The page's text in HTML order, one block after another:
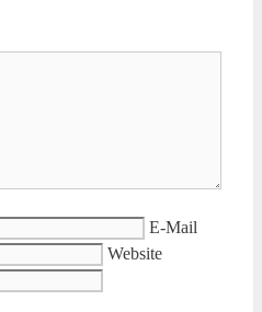
E-Mail
Website